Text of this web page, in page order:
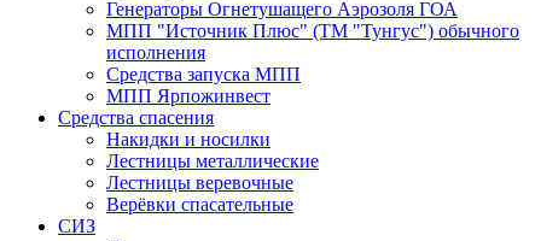
Генераторы Огнетушащего Аэрозоля ГОА
МПП "Источник Плюс" (ТМ "Тунгус") обычного
исполнения
Средства запуска МПП
МПП Ярпожинвест
Средства спасения
Накидки и носилки
Лестницы металлические
Лестницы веревочные
Верёвки спасательные
СИЗ